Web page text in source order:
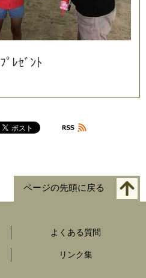
ﾌﾟ ﾚｾﾞ ﾝﾄ
ページの先頭に戻る
よくある質問
リンク集